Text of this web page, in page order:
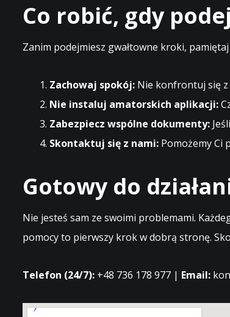
Co robić, gdy
Zanim podejmiesz gwałtowne kroki,
Zachowaj spokój: Nie konfrontuj się
Nie instaluj amatorskich aplikacji:
Zabezpiecz wspólne dokumenty:
Skontaktuj się z nami: Pomożemy Ci
Gotowy do
Nie jesteś sam ze swoimi problemami.
pomocy to pierwszy krok w dobrą stronę.
Telefon (24/7): +48 736 178 977 | Email: